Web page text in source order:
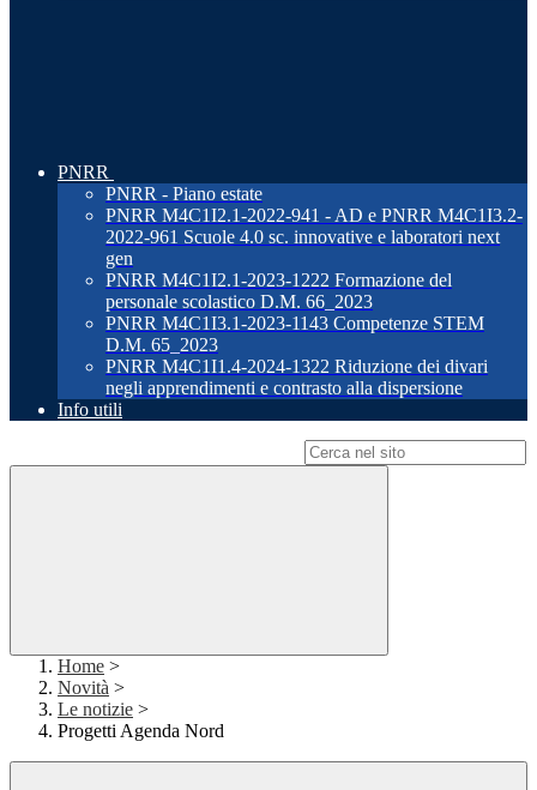
PNRR
PNRR - Piano estate
PNRR M4C1I2.1-2022-941 - AD e PNRR M4C1I3.2-
2022-961 Scuole 4.0 sc. innovative e laboratori next
gen
PNRR M4C1I2.1-2023-1222 Formazione del
personale scolastico D.M. 66_2023
PNRR M4C1I3.1-2023-1143 Competenze STEM
D.M. 65_2023
PNRR M4C1I1.4-2024-1322 Riduzione dei divari
negli apprendimenti e contrasto alla dispersione
Info utili
Home >
Novità >
Le notizie >
Progetti Agenda Nord